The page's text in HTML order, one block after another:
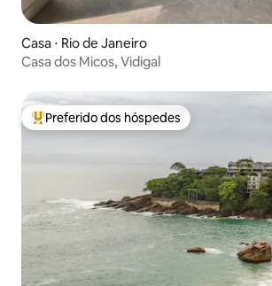
Casa ⋅ Rio de Janeiro
Casa dos Micos, Vidigal
Entre os melhores preferidos dos hóspedes
Preferido dos hóspedes